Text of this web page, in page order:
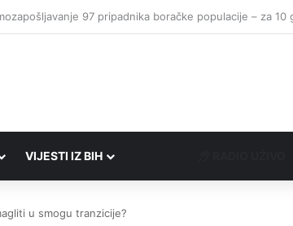
VIJESTI IZ BIH
u smogu tranzicije?